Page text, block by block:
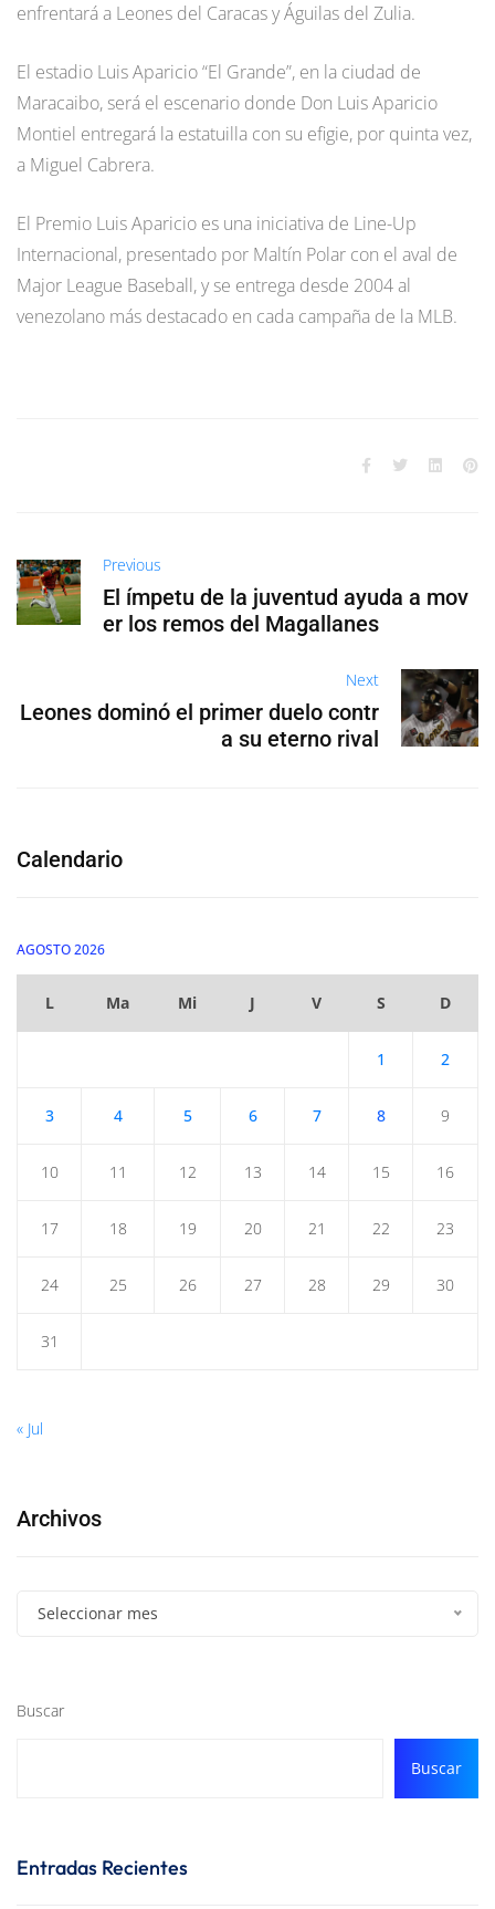
enfrentará a Leones del Caracas y Águilas del Zulia.
El estadio Luis Aparicio “El Grande”, en la ciudad de
Maracaibo, será el escenario donde Don Luis Aparicio
Montiel entregará la estatuilla con su efigie, por quinta vez,
a Miguel Cabrera.
El Premio Luis Aparicio es una iniciativa de Line-Up
Internacional, presentado por Maltín Polar con el aval de
Major League Baseball, y se entrega desde 2004 al
venezolano más destacado en cada campaña de la MLB.
Previous
El ímpetu de la juventud ayuda a mov
er los remos del Magallanes
Next
Leones dominó el primer duelo contr
a su eterno rival
Calendario
AGOSTO 2026
L Ma Mi J V S D
1 2
3 4 5 6 7 8 9
10 11 12 13 14 15 16
17 18 19 20 21 22 23
24 25 26 27 28 29 30
31
« Jul
Archivos
Seleccionar mes
Buscar
Buscar
Entradas Recientes